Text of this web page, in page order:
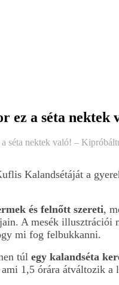
ez a séta
séta nektek való! –
Kalandsétáját a
és felnőtt szereti,
A mesék
mi fog felbukkanni.
túl egy kalandséta
1,5 órára átváltozik a